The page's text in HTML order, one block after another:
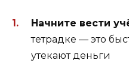
Начните вести
тетрадке — это
утекают деньги